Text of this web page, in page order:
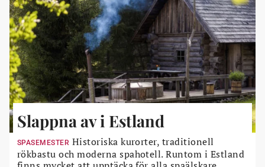
Slappna av i Estland
SPASEMESTER Historiska kurorter, traditionell
rökbastu och moderna spahotell. Runtom i Estland